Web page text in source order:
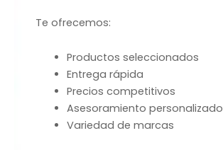
Te ofrecemos:
Productos seleccionados
Entrega rápida
Precios competitivos
Asesoramiento personalizado
Variedad de marcas